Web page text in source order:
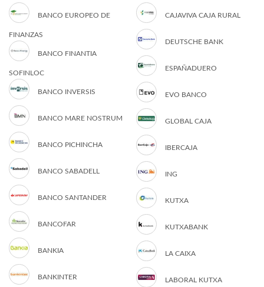
BANCO EUROPEO DE
FINANZAS
BANCO FINANTIA
SOFINLOC
BANCO INVERSIS
BANCO MARE NOSTRUM
BANCO PICHINCHA
BANCO SABADELL
BANCO SANTANDER
BANCOFAR
BANKIA
BANKINTER
CAJAVIVA CAJA RURAL
DEUTSCHE BANK
ESPAÑADUERO
EVO BANCO
GLOBAL CAJA
IBERCAJA
ING
KUTXA
KUTXABANK
LA CAIXA
LABORAL KUTXA